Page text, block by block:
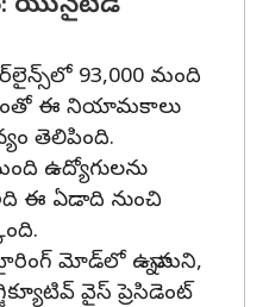
యునైటెడ్
93,000 మంది
ఈ నియామకాలు
తెలిపింది.
ఉద్యోగులను
ఈ ఏడాది నుంచి
మోడ్‌లో ఉన్నామని,
వైస్ ప్రెసిడెంట్